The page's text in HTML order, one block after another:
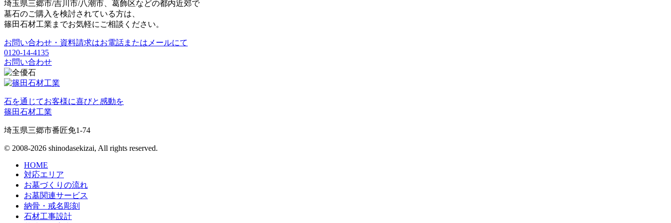
埼玉県三郷市/吉川市/八潮市、葛飾区などの都内近郊で
墓石のご購入を検討されている方は、
篠田石材工業までお気軽にご相談ください。
お問い合わせ・資料請求はお電話またはメールにて
0120-14-4135
お問い合わせ
石を通じてお客様に喜びと感動を
篠田石材工業
埼玉県三郷市番匠免1-74
© 2008-2026 shinodasekizai, All rights reserved.
HOME
対応エリア
お墓づくりの流れ
お墓関連サービス
納骨・戒名彫刻
石材工事設計